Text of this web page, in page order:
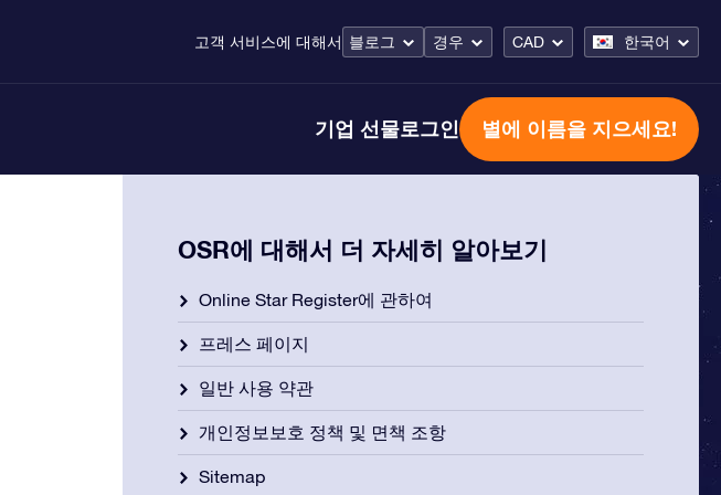
고객 서비스에 대해서 블로그 경우 CAD 한국어
기업 선물로그인 별에 이름을 지으세요!
OSR에 대해서 더 자세히 알아보기
Online Star Register에 관하여
프레스 페이지
일반 사용 약관
개인정보보호 정책 및 면책 조항
Sitemap